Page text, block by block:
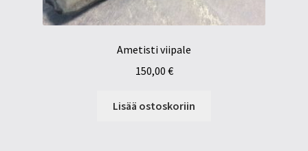
Ametisti viipale
150,00 €
Lisää ostoskoriin